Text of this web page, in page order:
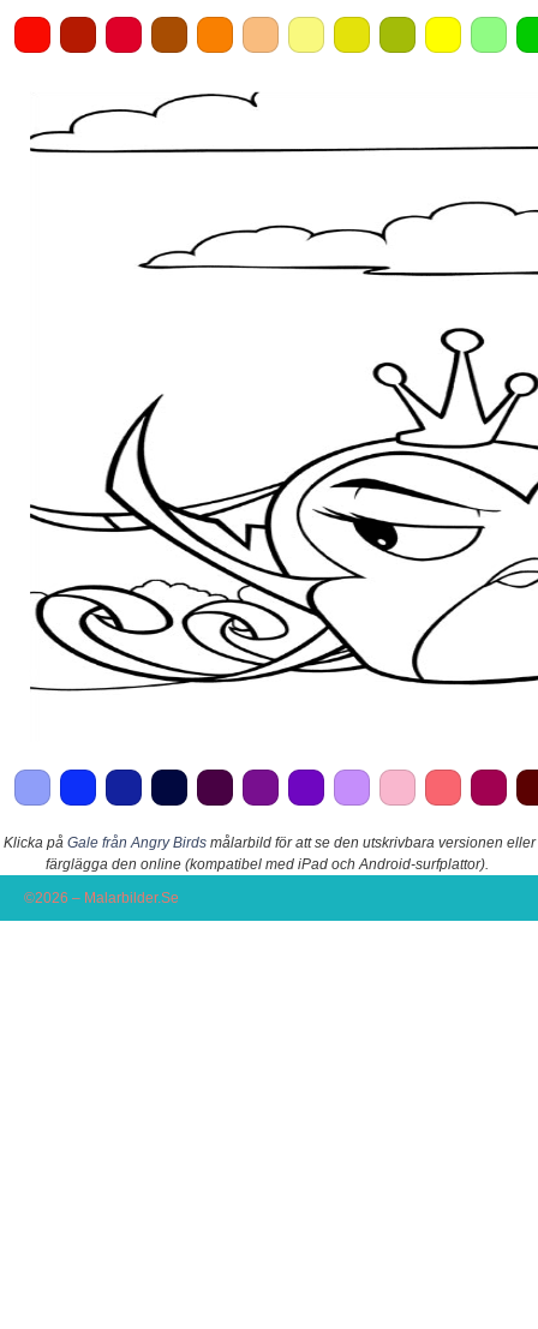
Klicka på Gale från Angry Birdsmålarbild för att se den utskrivbara versionen eller
färglägga den online (kompatibel med iPad och Android-surfplattor).
©2026 – Malarbilder.Se